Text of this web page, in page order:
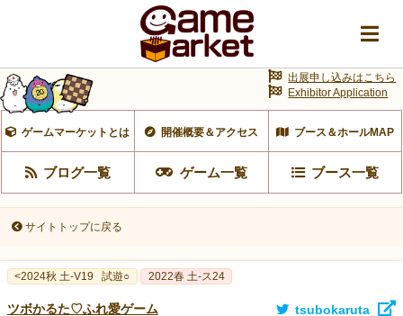
ゲームマーケットとは 開催概要＆アクセス ブース＆ホールMAP
ブログ一覧 ゲーム一覧 ブース一覧
出展申し込みはこちら
Exhibitor Application
サイトトップに戻る
<2024秋 土-V19 試遊○ 2022春 土-ス24
ツボかるた♡ふれ愛ゲーム tsubokaruta